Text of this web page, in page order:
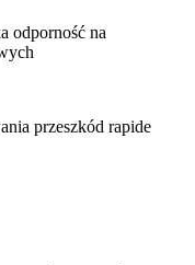
odporność na
przeszkód rapide